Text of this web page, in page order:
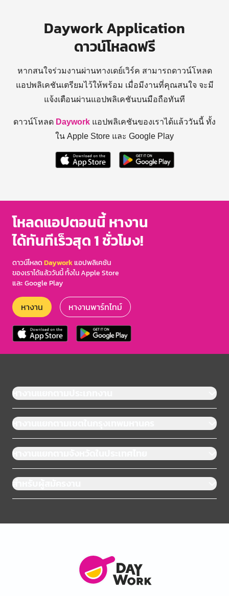
Daywork Application
ดาวน์โหลดฟรี
หากสนใจร่วมงานผ่านทางเดย์เวิร์ค สามารถดาวน์โหลด
แอปพลิเคชันเตรียมไว้ให้พร้อม เมื่อมีงานที่คุณสนใจ จะมี
แจ้งเตือนผ่านแอปพลิเคชันบนมือถือทันที
ดาวน์โหลด Daywork แอปพลิเคชันของเราได้แล้ววันนี้ ทั้ง
ใน Apple Store และ Google Play
โหลดแอปตอนนี้ หางาน
ได้ทันทีเร็วสุด 1 ชั่วโมง!
ดาวน์โหลดDayworkแอปพลิเคชัน
ของเราได้แล้ววันนี้ ทั้งใน Apple Store
และ Google Play
หางาน หางานพาร์ทไทม์
หางานแยกตามประเภทงาน
หางานแยกตามเขตในกรุงเทพมหานคร
หางานแยกตามจังหวัดในประเทศไทย
สำหรับผู้สมัครงาน